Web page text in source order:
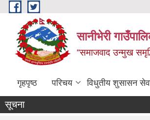
Skip to main content
सानीभेरी
“समाजवाद उन्मुख
गृहपृष्ठ परिचय विधुतीय शुसासन
सूचना